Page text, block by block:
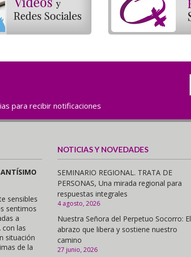
para recibir notificaciones
sensibles
sentimos
a
con las
situación
de la
NOTICIAS Y NOVEDADES
SEMINARIO REGIONAL. TRATA DE
PERSONAS, Una mirada regional para
respuestas integrales
4 agosto, 2026
Nuestra Señora del Perpetuo Socorro: El
abrazo que libera y sostiene nuestro
camino
27 junio, 2026